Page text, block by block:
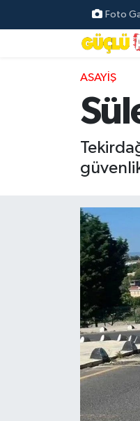
Foto
ASAYIŞ
Özel Haber
Resmi İlanlar
Magazin
Burç Yorumları